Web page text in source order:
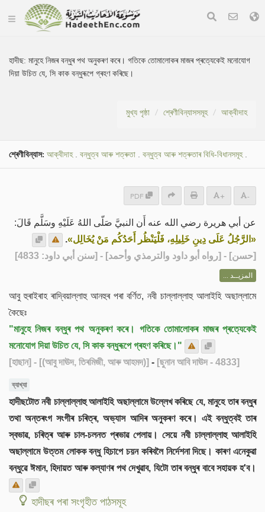
হাদীছ:মানুহে নিজৰ বন্ধুৰ পথ অনুকৰণ কৰে। গতিকে তোমালোকৰ মাজৰ প্ৰত্যেকেই মনোযোগ
দিয়া উচিত যে, সি কাক বন্ধুৰূপে গ্ৰহণ কৰিছে।
মুখ্য পৃষ্ঠা শ্ৰেণীবিন্যাসসমূহ আক্বীদাহ
শ্ৰেণীবিন্যাস: আক্বীদাহ. বন্ধুত্ব আৰু শত্ৰুতা . বন্ধুত্ব আৰু শত্ৰুতাৰ বিধি-বিধানসমূহ.
PDF + -
عن أبي هريرة رضي الله عنه أَن النبيَّ صَلّى اللهُ عَلَيْهِ وسَلَّم قَالَ:
«الرَّجُلُ عَلَى دِينِ خَلِيلِهِ، فَلْيَنْظُر أَحَدُكُم مَنْ يُخَالِل».
[حسن] - [رواه أبو داود والترمذي وأحمد] - [سنن أبي داود: 4833]
المزيــد ...
আবু হুৰাইৰাহ ৰাদ্বিয়াল্লাহু আনহুৰ পৰা বৰ্ণিত, নবী চাল্লাল্লাহু আলাইহি অছাল্লামে
কৈছেঃ
"মানুহে নিজৰ বন্ধুৰ পথ অনুকৰণ কৰে। গতিকে তোমালোকৰ মাজৰ প্ৰত্যেকেই
মনোযোগ দিয়া উচিত যে, সি কাক বন্ধুৰূপে গ্ৰহণ কৰিছে।"
[হাছান] - [(আবু দাঊদ, তিৰমিজী, আৰু আহমদ)] - [ছুনান আবি দাঊদ - 4833]
ব্যাখ্যা
হাদীছটোত নবী চাল্লাল্লাহু আলাইহি অছাল্লামে উল্লেখ কৰিছে যে, মানুহে তাৰ বন্ধুৰ
তথা অন্তৰংগ সংগীৰ চৰিত্ৰ, অভ্যাস আদিৰ অনুকৰণ কৰে। এই বন্ধুত্বই তাৰ
স্বভাৱ, চৰিত্ৰ আৰু চাল-চলনত প্ৰভাৱ পেলায়। সেয়ে নবী চাল্লাল্লাহু আলাইহি
অছাল্লামে উত্তম লোকক বন্ধু হিচাপে চয়ন কৰিবলৈ নিৰ্দেশনা দিছে। কাৰণ এনেকুৱা
বন্ধুৱে ঈমান, হিদায়ত আৰু কল্যাণৰ পথ দেখুৱাব, যিটো তাৰ বন্ধুৰ বাবে সহায়ক হ'ব।
হাদীছৰ পৰা সংগৃহীত পাঠসমূহ